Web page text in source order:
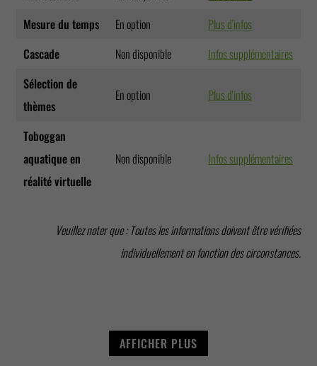
Mesure du temps
En option
Plus d'infos
Cascade
Non disponible
Infos supplémentaires
Sélection de
thèmes
En option Plus d'infos
Toboggan
aquatique en
réalité virtuelle
Non disponible Infos supplémentaires
Veuillez noter que : Toutes les informations doivent être vérifiées
individuellement en fonction des circonstances.
EFFETS DE
LUMIÈRE DU JOUR
MOTIFS DE
LUMIÈRE DU JOUR
EFFETS LUMINEUX ULTRAVIOLETTE /
WIE-GLOW
AFFICHER PLUS